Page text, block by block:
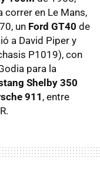
en Le Mans,
un Ford GT40 de
a David Piper y
P1019), con
para la
Shelby 350
911 , entre